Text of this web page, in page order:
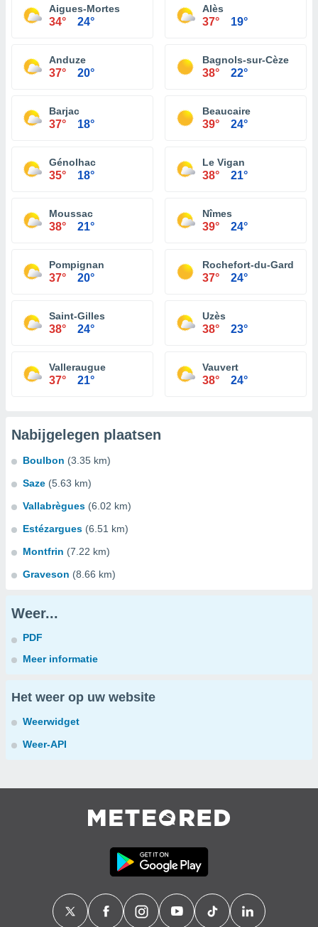
Aigues-Mortes
34° 24°
Alès
37° 19°
Anduze
37° 20°
Bagnols-sur-Cèze
38° 22°
Barjac
37° 18°
Beaucaire
39° 24°
Génolhac
35° 18°
Le Vigan
38° 21°
Moussac
38° 21°
Nîmes
39° 24°
Pompignan
37° 20°
Rochefort-du-Gard
37° 24°
Saint-Gilles
38° 24°
Uzès
38° 23°
Valleraugue
37° 21°
Vauvert
38° 24°
Nabijgelegen plaatsen
Boulbon (3.35 km)
Saze (5.63 km)
Vallabrègues (6.02 km)
Estézargues (6.51 km)
Montfrin (7.22 km)
Graveson (8.66 km)
Weer...
PDF
Meer informatie
Het weer op uw website
Weerwidget
Weer-API